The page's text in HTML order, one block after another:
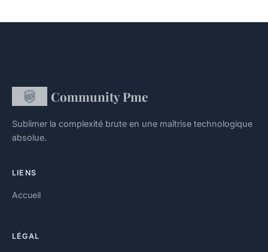
Community Pme
Sublimer la complexité brute en une maîtrise technologique
absolue.
LIENS
Accueil
LÉGAL